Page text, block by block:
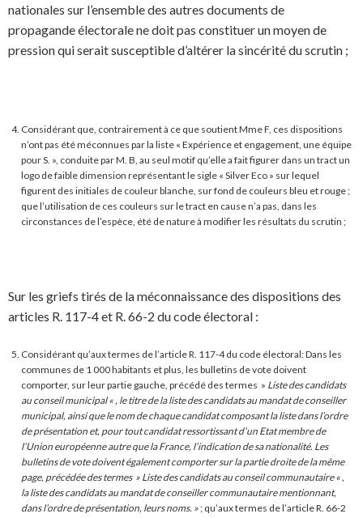
nationales sur l’ensemble des autres documents de
propagande électorale ne doit pas constituer un moyen de
pression qui serait susceptible d’altérer la sincérité du scrutin ;
Considérant que, contrairement à ce que soutient Mme F, ces dispositions
n’ont pas été méconnues par la liste « Expérience et engagement, une équipe
pour S. », conduite par M. B, au seul motif qu’elle a fait figurer dans un tract un
logo de faible dimension représentant le sigle « Silver Eco » sur lequel
figurent des initiales de couleur blanche, sur fond de couleurs bleu et rouge ;
que l’utilisation de ces couleurs sur le tract en cause n’a pas, dans les
circonstances de l’espèce, été de nature à modifier les résultats du scrutin ;
Sur les griefs tirés de la méconnaissance des dispositions des
articles R. 117-4 et R. 66-2 du code électoral :
Considérant qu’aux termes de l’article R. 117-4 du code électoral: Dans les
communes de 1 000 habitants et plus, les bulletins de vote doivent
comporter, sur leur partie gauche, précédé des termes » Liste des candidats
au conseil municipal « , le titre de la liste des candidats au mandat de conseiller
municipal, ainsi que le nom de chaque candidat composant la liste dans l’ordre
de présentation et, pour tout candidat ressortissant d’un Etat membre de
l’Union européenne autre que la France, l’indication de sa nationalité. Les
bulletins de vote doivent également comporter sur la partie droite de la même
page, précédée des termes » Liste des candidats au conseil communautaire « ,
la liste des candidats au mandat de conseiller communautaire mentionnant,
dans l’ordre de présentation, leurs noms. »; qu’aux termes de l’article R. 66-2